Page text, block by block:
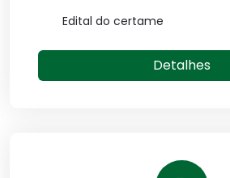
Edital do certame
Detalhes